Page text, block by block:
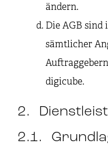
ändern.
Die AGB sind
sämtlicher
digicube.
2.
2.1.